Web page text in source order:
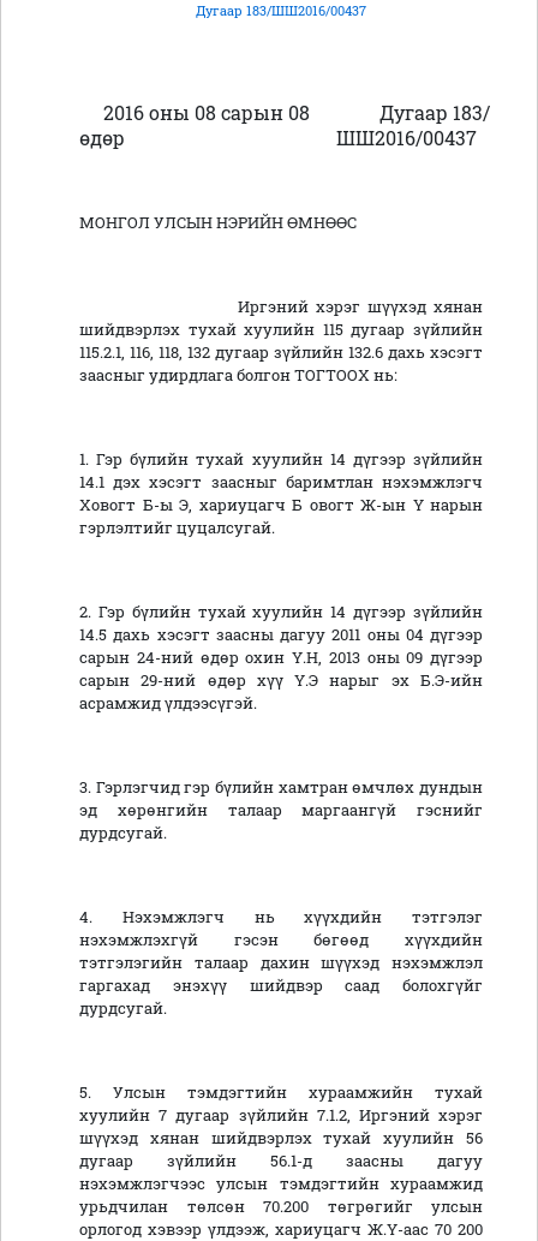
Дугаар 183/ШШ2016/00437
2016 оны 08 сарын 08
өдөр
Дугаар 183/
ШШ2016/00437
МОНГОЛ УЛСЫН НЭРИЙН ӨМНӨӨС
Иргэний хэрэг шүүхэд хянан
шийдвэрлэх тухай хуулийн 115 дугаар зүйлийн
115.2.1, 116, 118, 132 дугаар зүйлийн 132.6 дахь хэсэгт
заасныг удирдлага болгон ТОГТООХ нь:
1. Гэр бүлийн тухай хуулийн 14 дүгээр зүйлийн
14.1 дэх хэсэгт заасныг баримтлан нэхэмжлэгч
Ховогт Б-ы Э, хариуцагч Б овогт Ж-ын Ү нарын
гэрлэлтийг цуцалсугай.
2. Гэр бүлийн тухай хуулийн 14 дүгээр зүйлийн
14.5 дахь хэсэгт заасны дагуу 2011 оны 04 дүгээр
сарын 24-ний өдөр охин Ү.Н, 2013 оны 09 дүгээр
сарын 29-ний өдөр хүү Ү.Э нарыг эх Б.Э-ийн
асрамжид үлдээсүгэй.
3. Гэрлэгчид гэр бүлийн хамтран өмчлөх дундын
эд хөрөнгийн талаар маргаангүй гэснийг
дурдсугай.
4. Нэхэмжлэгч нь хүүхдийн тэтгэлэг
нэхэмжлэхгүй гэсэн бөгөөд хүүхдийн
тэтгэлэгийн талаар дахин шүүхэд нэхэмжлэл
гаргахад энэхүү шийдвэр саад болохгүйг
дурдсугай.
5. Улсын тэмдэгтийн хураамжийн тухай
хуулийн 7 дугаар зүйлийн 7.1.2, Иргэний хэрэг
шүүхэд хянан шийдвэрлэх тухай хуулийн 56
дугаар зүйлийн 56.1-д заасны дагуу
нэхэмжлэгчээс улсын тэмдэгтийн хураамжид
урьдчилан төлсөн 70.200 төгрөгийг улсын
орлогод хэвээр үлдээж, хариуцагч Ж.Ү-аас 70 200